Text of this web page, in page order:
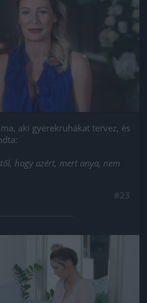
aki gyerekruhákat tervez, és
hogy azért, mert anya, nem
még kép!